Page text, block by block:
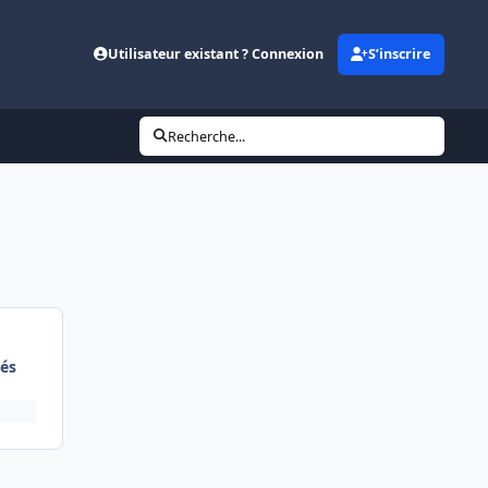
Utilisateur existant ? Connexion S’inscrire
Recherche...